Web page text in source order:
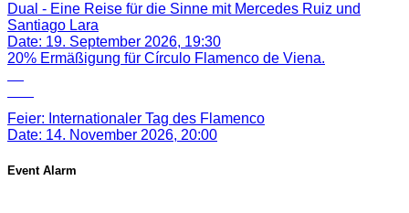
Dual - Eine Reise für die Sinne mit Mercedes Ruiz und
Santiago Lara
Date: 19. September 2026, 19:30
20% Ermäßigung für Círculo Flamenco de Viena.
Feier: Internationaler Tag des Flamenco
Date: 14. November 2026, 20:00
Event Alarm